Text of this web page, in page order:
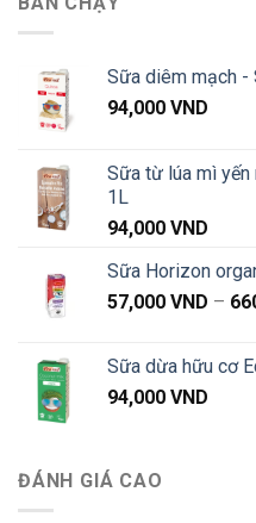
Sữa diêm mạch -
94,000 VND
Sữa từ lúa mì
1L
94,000 VND
Sữa Horizon
57,000 VND –
Sữa dừa hữu cơ
94,000 VND
ĐÁNH GIÁ CAO